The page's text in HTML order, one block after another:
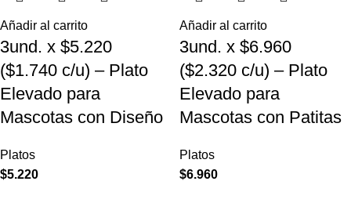
Añadir al carrito
3und. x $5.220
($1.740 c/u) – Plato
Elevado para
Mascotas con Diseño
Platos
$5.220
Añadir al carrito
3und. x $6.960
($2.320 c/u) – Plato
Elevado para
Mascotas con Patitas
Platos
$6.960